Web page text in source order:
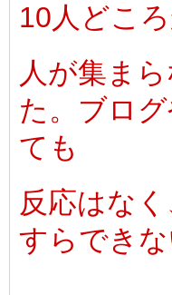
10人どこ
人が集ま
た。ブロ
ても
反応はな
すらできな